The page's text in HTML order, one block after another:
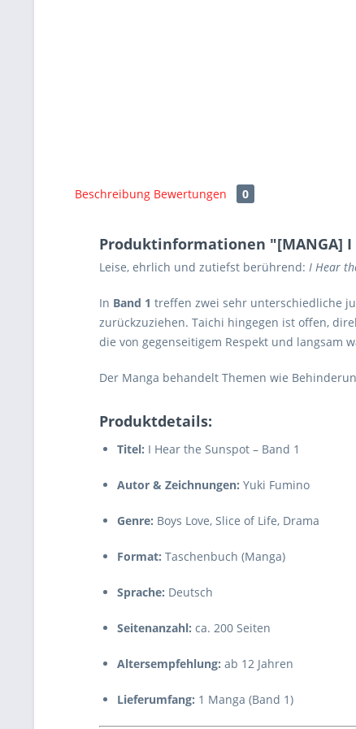
Beschreibung Bewertungen 0
Produktinformationen "[MANGA] I
Leise, ehrlich und zutiefst berührend: I Hear
In Band 1 treffen zwei sehr unterschiedliche
zurückzuziehen. Taichi hingegen ist offen,
die von gegenseitigem Respekt und langsam
Der Manga behandelt Themen wie
Produktdetails:
Titel: I Hear the Sunspot – Band 1
Autor & Zeichnungen: Yuki Fumino
Genre: Boys Love, Slice of Life, Drama
Format: Taschenbuch (Manga)
Sprache: Deutsch
Seitenanzahl: ca. 200 Seiten
Altersempfehlung: ab 12 Jahren
Lieferumfang: 1 Manga (Band 1)